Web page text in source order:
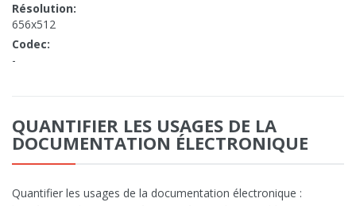
Résolution:
656x512
Codec:
-
QUANTIFIER LES USAGES DE LA
DOCUMENTATION ÉLECTRONIQUE
Quantifier les usages de la documentation électronique :